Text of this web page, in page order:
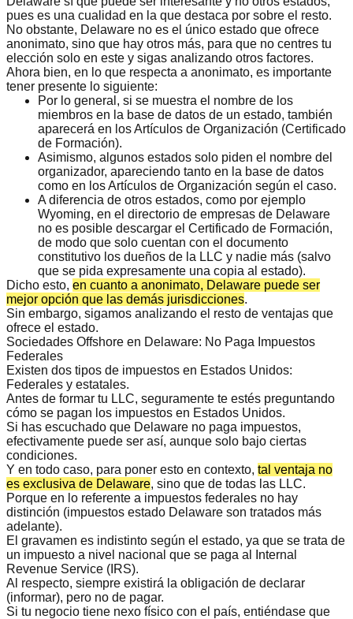
pues es una cualidad en la que destaca por sobre el resto.
No obstante, Delaware no es el único estado que ofrece
anonimato, sino que hay otros más, para que no centres tu
elección solo en este y sigas analizando otros factores.
Ahora bien, en lo que respecta a anonimato, es importante
tener presente lo siguiente:
Por lo general, si se muestra el nombre de los
miembros en la base de datos de un estado, también
aparecerá en los Artículos de Organización (Certificado
de Formación).
Asimismo, algunos estados solo piden el nombre del
organizador, apareciendo tanto en la base de datos
como en los Artículos de Organización según el caso.
A diferencia de otros estados, como por ejemplo
Wyoming, en el directorio de empresas de Delaware
no es posible descargar el Certificado de Formación,
de modo que solo cuentan con el documento
constitutivo los dueños de la LLC y nadie más (salvo
que se pida expresamente una copia al estado).
Dicho esto, en cuanto a anonimato, Delaware puede ser
mejor opción que las demás jurisdicciones.
Sin embargo, sigamos analizando el resto de ventajas que
ofrece el estado.
Sociedades Offshore en Delaware: No Paga Impuestos
Federales
Existen dos tipos de impuestos en Estados Unidos:
Federales y estatales.
Antes de formar tu LLC, seguramente te estés preguntando
cómo se pagan los impuestos en Estados Unidos.
Si has escuchado que Delaware no paga impuestos,
efectivamente puede ser así, aunque solo bajo ciertas
condiciones.
Y en todo caso, para poner esto en contexto, tal ventaja no
es exclusiva de Delaware, sino que de todas las LLC.
Porque en lo referente a impuestos federales no hay
distinción (impuestos estado Delaware son tratados más
adelante).
El gravamen es indistinto según el estado, ya que se trata de
un impuesto a nivel nacional que se paga al Internal
Revenue Service (IRS).
Al respecto, siempre existirá la obligación de declarar
(informar), pero no de pagar.
Si tu negocio tiene nexo físico con el país, entiéndase que